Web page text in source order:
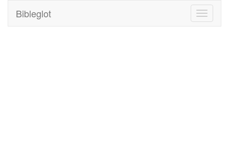
Toggle
Bibleglot